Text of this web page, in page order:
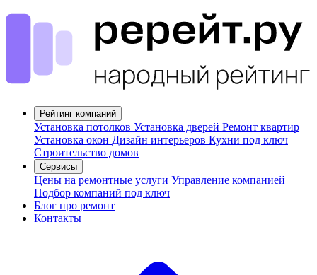
Рейтинг компаний
Установка потолков Установка дверей Ремонт квартир
Установка окон Дизайн интерьеров Кухни под ключ
Строительство домов
Сервисы
Цены на ремонтные услуги Управление компанией
Подбор компаний под ключ
Блог про ремонт
Контакты